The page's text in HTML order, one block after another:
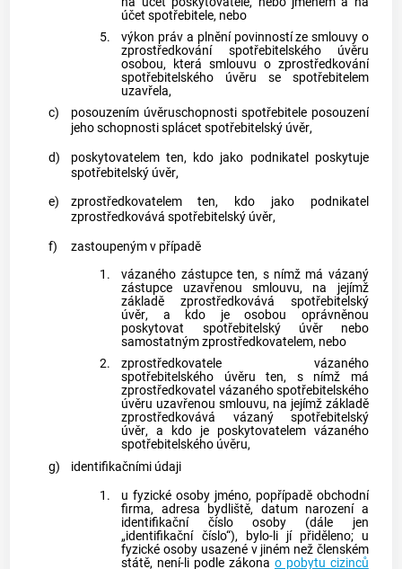
účetspotřebitele, nebo
5.
výkon práv a plnění povinností ze smlouvy o
zprostředkování spotřebitelského úvěru
osobou, která smlouvu o zprostředkování
spotřebitelského úvěru se spotřebitelem
uzavřela,
c)
posouzením úvěruschopnosti spotřebiteleposouzení
jeho schopnosti splácet spotřebitelský úvěr,
d)
poskytovatelemten, kdo jako podnikatel poskytuje
spotřebitelský úvěr,
e)
zprostředkovatelemten, kdo jako podnikatel
zprostředkovává spotřebitelský úvěr,
f)
zastoupeným v případě
1.
vázaného zástupceten, s nímž má vázaný
zástupce uzavřenou smlouvu, na jejímž
základě zprostředkovává spotřebitelský
úvěr, a kdo je osobou oprávněnou
poskytovat spotřebitelský úvěrnebo
samostatným zprostředkovatelem, nebo
2.
zprostředkovatele vázaného
spotřebitelského úvěru ten, s nímž má
zprostředkovatel vázaného spotřebitelského
úvěru uzavřenou smlouvu, na jejímž základě
zprostředkovává vázaný spotřebitelský
úvěr, a kdo je poskytovatelem vázaného
spotřebitelského úvěru,
g)
identifikačními údaji
1.
u fyzické osoby jméno, popřípadě obchodní
firma, adresa bydliště, datum narození a
identifikační číslo osoby (dále jen
„identifikační číslo“), bylo-li jí přiděleno; u
fyzické osoby usazené v jiném než členském
státě, není-li podle zákonao pobytu cizinců